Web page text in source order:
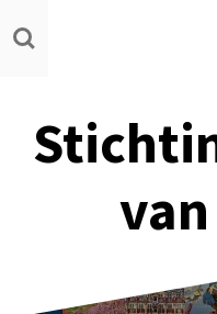
Ga
direct
hoofdinhoud